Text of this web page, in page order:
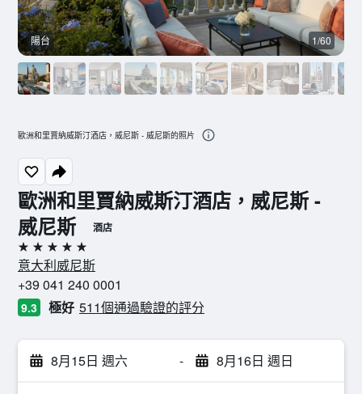
歐洲和里賈納威斯汀酒店，威尼斯 -
威尼斯
酒店
5星級
意大利威尼斯
+39 041 240 0001
9.3 極好 511個通過驗證的評分
8月15日 週六 - 8月16日 週日
陽台 1/60
歐洲和里賈納威斯汀酒店，威尼斯 - 威尼斯的照片